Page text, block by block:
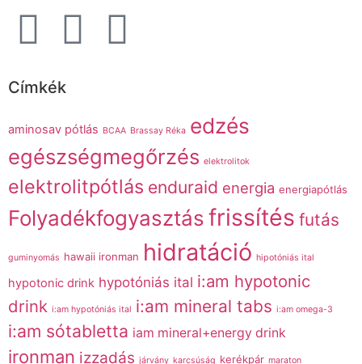
Címkék
aminosav pótlás BCAA Brassay Réka edzés
egészségmegőrzés elektrolitok
elektrolitpótlás enduraid energia energiapótlás
Folyadékfogyasztásfrissítés futás
guminyomás hawaii ironman hidratáció hipotóniás ital
hypotonic drink hypotóniás ital i:am hypotonic
drink i:am hypotóniás ital i:am mineral tabs i:am omega-3
i:am sótabletta iam mineral+energy drink
ironman izzadás járvány karcsúság kerékpár maraton